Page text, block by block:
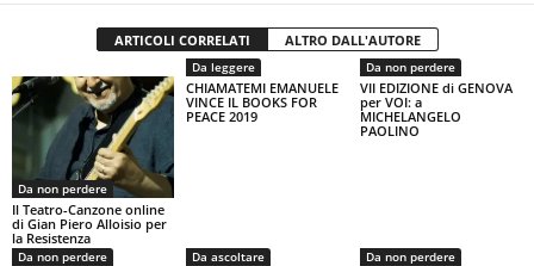
ARTICOLI CORRELATI ALTRO DALL'AUTORE
Da non perdere
Il Teatro-Canzone online
di Gian Piero Alloisio per
la Resistenza
Da leggere
CHIAMATEMI EMANUELE
VINCE IL BOOKS FOR
PEACE 2019
Da non perdere
VII EDIZIONE di GENOVA
per VOI: a
MICHELANGELO
PAOLINO
Da non perdere Da ascoltare Da non perdere